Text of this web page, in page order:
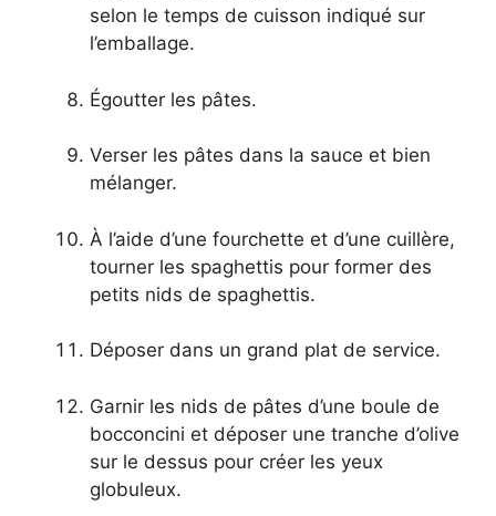
selon le temps de cuisson indiqué sur
l’emballage.
Égoutter les pâtes.
Verser les pâtes dans la sauce et bien
mélanger.
À l’aide d’une fourchette et d’une cuillère,
tourner les spaghettis pour former des
petits nids de spaghettis.
Déposer dans un grand plat de service.
Garnir les nids de pâtes d’une boule de
bocconcini et déposer une tranche d’olive
sur le dessus pour créer les yeux
globuleux.